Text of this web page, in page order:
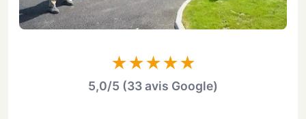
★★★★★
5,0/5 (33 avis Google)